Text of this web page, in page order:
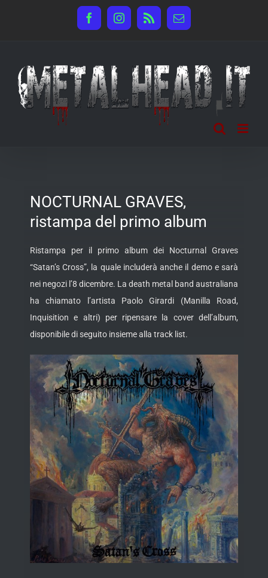
FacebookInstagram
Rss Email
NOCTURNAL GRAVES,
ristampa del primo album
Ristampa per il primo album dei Nocturnal Graves
“Satan’s Cross”, la quale includerà anche il demo e sarà
nei negozi l’8 dicembre. La death metal band australiana
ha chiamato l’artista Paolo Girardi (Manilla Road,
Inquisition e altri) per ripensare la cover dell’album,
disponibile di seguito insieme alla track list.